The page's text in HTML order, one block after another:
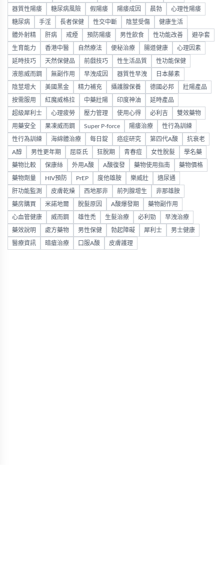
器質性陽痿 糖尿病風險 假陽痿 陽痿成因 晨勃 心理性陽痿
糖尿病 手淫 長者保健 性交中斷 陰莖受傷 健康生活
體外射精 肝病 戒煙 預防陽痿 男性飲食 性功能改善 避孕套
生育能力 香港中醫 自然療法 便秘治療 腸道健康 心理因素
延時技巧 天然保健品 前戲技巧 性生活品質 性功能保健
液態威而鋼 無副作用 早洩成因 器質性早洩 日本藤素
陰莖增大 美國黑金 精力補充 攝護腺保養 德國必邦 壯陽產品
按需服用 紅魔威格拉 中藥壯陽 印度神油 延時產品
超級犀利士 心理疲勞 壓力管理 使用心得 必利吉 雙效藥物
用藥安全 果凍威而鋼 Super P-force 陽痿治療 性行為訓練
性行為訓練 海綿體治療 每日錠 癌症研究 第四代A酸 抗衰老
A醇 男性更年期 屈臣氏 狂脫期 青春痘 女性脫髮 學名藥
藥物比較 保康絲 外用A酸 A酸復發 藥物使用指南 藥物價格
藥物劑量 HIV預防 PrEP 度他雄胺 樂威壯 適尿通
肝功能監測 皮膚乾燥 西地那非 前列腺增生 非那雄胺
藥房購買 米諾地爾 脫髮原因 A酸爆發期 藥物副作用
心血管健康 威而鋼 雄性禿 生髮治療 必利勁 早洩治療
藥效說明 處方藥物 男性保健 勃起障礙 犀利士 男士健康
醫療資訊 暗瘡治療 口服A酸 皮膚護理